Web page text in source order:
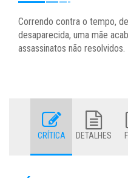
Correndo contra o tempo,
desaparecida, uma mãe
assassinatos não resolvidos.
CRÍTICA DETALHES